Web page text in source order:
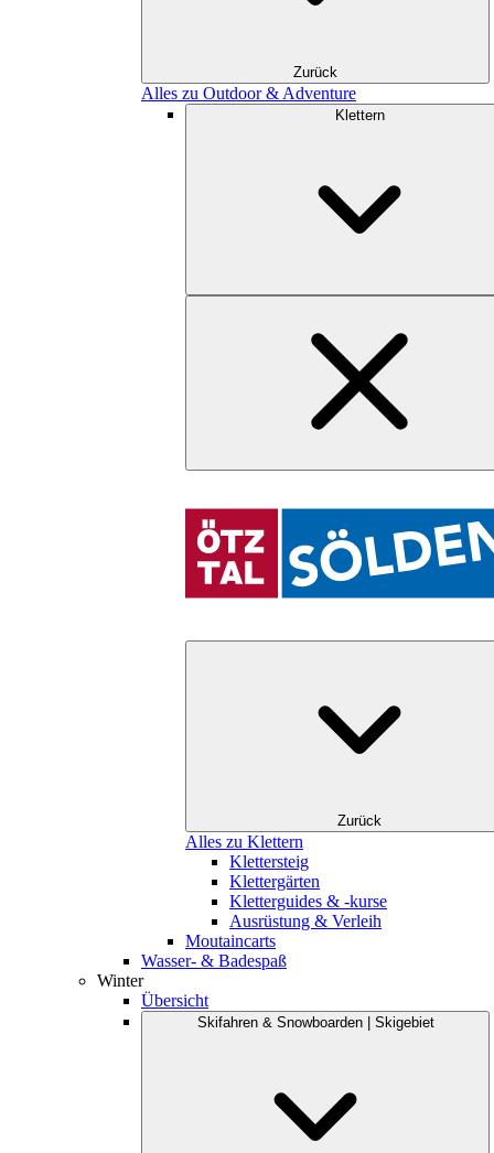
Zurück
Alles zu Outdoor & Adventure
Klettern
Zurück
Alles zu Klettern
Klettersteig
Klettergärten
Kletterguides & -kurse
Ausrüstung & Verleih
Moutaincarts
Wasser- & Badespaß
Winter
Übersicht
Skifahren & Snowboarden | Skigebiet